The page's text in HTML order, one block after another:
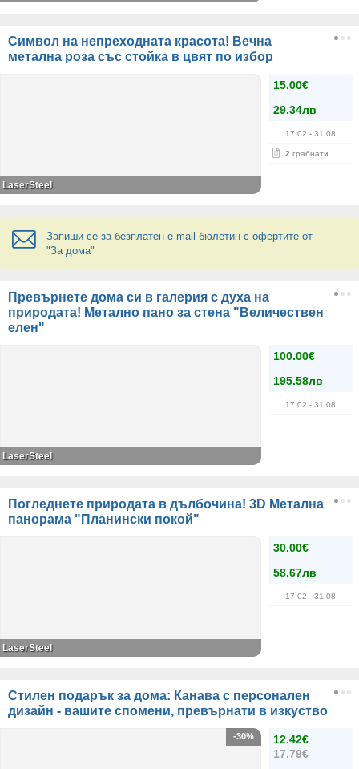
Символ на непреходната красота! Вечна
метална роза със стойка в цвят по избор
15.00€
29.34лв
17.02 - 31.08
2 грабнати
LaserSteel
Запиши се за безплатен e-mail бюлетин с офертите от
"За дома"
Превърнете дома си в галерия с духа на
природата! Метално пано за стена "Величествен
елен"
100.00€
195.58лв
17.02 - 31.08
LaserSteel
Погледнете природата в дълбочина! 3D Метална
панорама "Планински покой"
30.00€
58.67лв
17.02 - 31.08
LaserSteel
Стилен подарък за дома: Канава с персонален
дизайн - вашите спомени, превърнати в изкуство
12.42€
17.79€
-30%